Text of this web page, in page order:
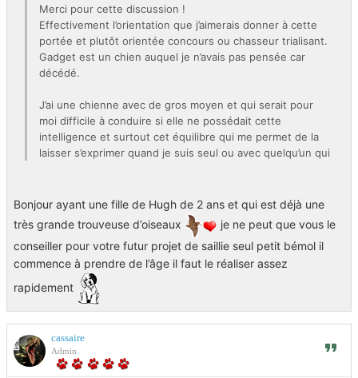
Merci pour cette discussion !
Effectivement l’orientation que j’aimerais donner à cette
portée et plutôt orientée concours ou chasseur trialisant.
Gadget est un chien auquel je n’avais pas pensée car
décédé.
J’ai une chienne avec de gros moyen et qui serait pour
moi difficile à conduire si elle ne possédait cette
intelligence et surtout cet équilibre qui me permet de la
laisser s’exprimer quand je suis seul ou avec quelqu’un qui
ont une préférence pour un chasse avec leurs chiens un
peu plus sous contrôle. Voilà pourquoi des mâles ayant pu
s’exprimer dans différentes catégories de fields
m’intéresse: adaptabilités synonyme d’équilibre et
d’intelligence.
C’est un sujet qui me passionne presque autant que la
chasse en elle même. Cette envie d’aller vers le chien de
field qui sera utilisable par le chasseur. Ça passe à mon
sens par une selection des deux géniteurs (qualité
défauts et ascendant) et la sélection du chasseur qui aura
Bonjour ayant une fille de Hugh de 2 ans et qui est déjà une
très grande trouveuse d’oiseaux
je ne peut que vous le
conseiller pour votre futur projet de saillie seul petit bémol il
commence à prendre de l’âge il faut le réaliser assez
rapidement
cassaire
Admin